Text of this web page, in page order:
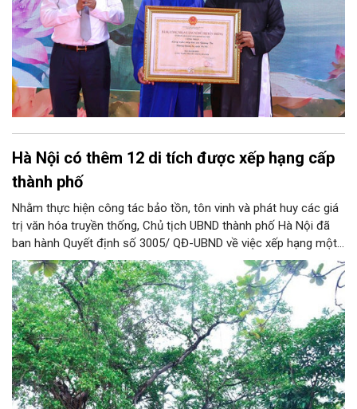
Hà Nội có thêm 12 di tích được xếp hạng cấp
thành phố
Nhằm thực hiện công tác bảo tồn, tôn vinh và phát huy các giá
trị văn hóa truyền thống, Chủ tịch UBND thành phố Hà Nội đã
ban hành Quyết định số 3005/ QĐ-UBND về việc xếp hạng một
loạt di tích lịch sử - văn hóa và danh lam thắng cảnh trên địa
bàn thành phố.